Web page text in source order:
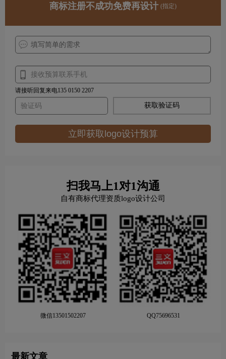
商标注册不成功免费再设计 (指定)
请接听回复来电135 0150 2207
获取验证码
立即获取logo设计预算
扫我马上1对1沟通
自有商标代理资质logo设计公司
微信13501502207 QQ75696531
最新文章